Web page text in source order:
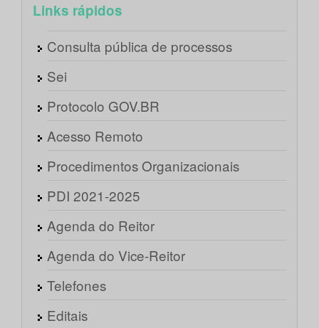
Links rápidos
Consulta pública de processos
Sei
Protocolo GOV.BR
Acesso Remoto
Procedimentos Organizacionais
PDI 2021-2025
Agenda do Reitor
Agenda do Vice-Reitor
Telefones
Editais